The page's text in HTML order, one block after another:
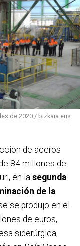
de 2020 / bizkaia.eus
de aceros
84 millones de
en la segunda
de la
se produjo en el
de euros,
siderúrgica,